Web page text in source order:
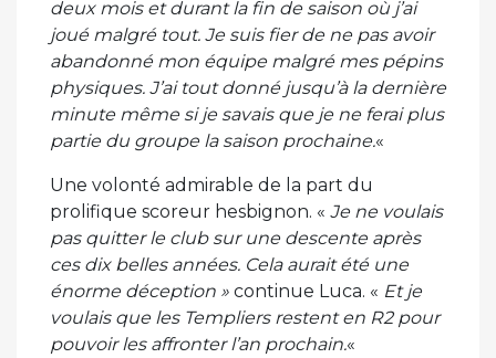
deux mois et durant la fin de saison où j’ai
joué malgré tout. Je suis fier de ne pas avoir
abandonné mon équipe malgré mes pépins
physiques. J’ai tout donné jusqu’à la dernière
minute même si je savais que je ne ferai plus
partie du groupe la saison prochaine.«
Une volonté admirable de la part du
prolifique scoreur hesbignon. « Je ne voulais
pas quitter le club sur une descente après
ces dix belles années. Cela aurait été une
énorme déception » continue Luca. « Et je
voulais que les Templiers restent en R2 pour
pouvoir les affronter l’an prochain.«